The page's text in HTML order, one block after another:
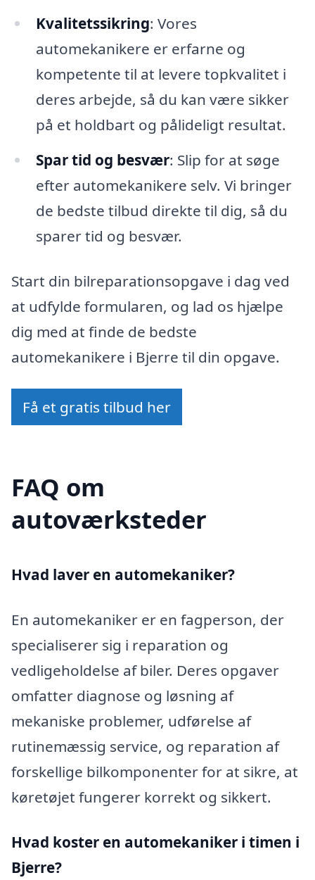
Kvalitetssikring: Vores
automekanikere er erfarne og
kompetente til at levere topkvalitet i
deres arbejde, så du kan være sikker
på et holdbart og pålideligt resultat.
Spar tid og besvær: Slip for at søge
efter automekanikere selv. Vi bringer
de bedste tilbud direkte til dig, så du
sparer tid og besvær.
Start din bilreparationsopgave i dag ved
at udfylde formularen, og lad os hjælpe
dig med at finde de bedste
automekanikere i Bjerre til din opgave.
Få et gratis tilbud her
FAQ om
autoværksteder
Hvad laver en automekaniker?
En automekaniker er en fagperson, der
specialiserer sig i reparation og
vedligeholdelse af biler. Deres opgaver
omfatter diagnose og løsning af
mekaniske problemer, udførelse af
rutinemæssig service, og reparation af
forskellige bilkomponenter for at sikre, at
køretøjet fungerer korrekt og sikkert.
Hvad koster en automekaniker i timen i
Bjerre?